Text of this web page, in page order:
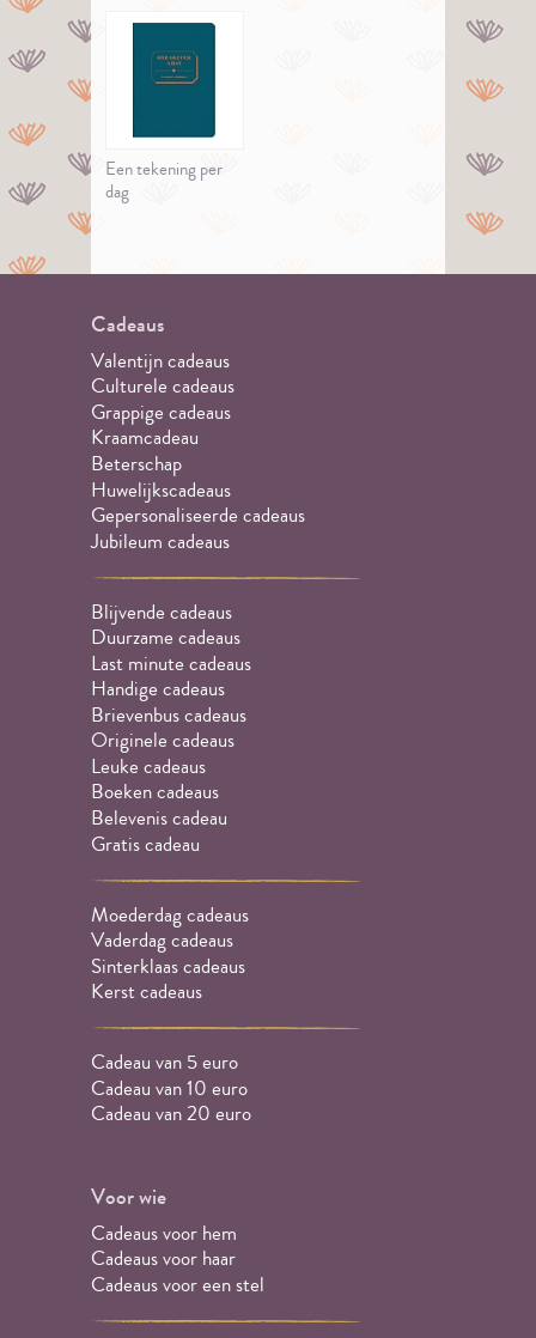
Een tekening per
dag
Cadeaus
Valentijn cadeaus
Culturele cadeaus
Grappige cadeaus
Kraamcadeau
Beterschap
Huwelijkscadeaus
Gepersonaliseerde cadeaus
Jubileum cadeaus
Blijvende cadeaus
Duurzame cadeaus
Last minute cadeaus
Handige cadeaus
Brievenbus cadeaus
Originele cadeaus
Leuke cadeaus
Boeken cadeaus
Belevenis cadeau
Gratis cadeau
Moederdag cadeaus
Vaderdag cadeaus
Sinterklaas cadeaus
Kerst cadeaus
Cadeau van 5 euro
Cadeau van 10 euro
Cadeau van 20 euro
Voor wie
Cadeaus voor hem
Cadeaus voor haar
Cadeaus voor een stel